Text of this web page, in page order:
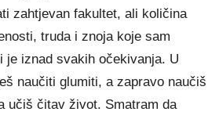
zahtjevan fakultet, ali količina
truda i znoja koje sam
je iznad svakih očekivanja. U
naučiti glumiti, a zapravo naučiš
učiš čitav život. Smatram da